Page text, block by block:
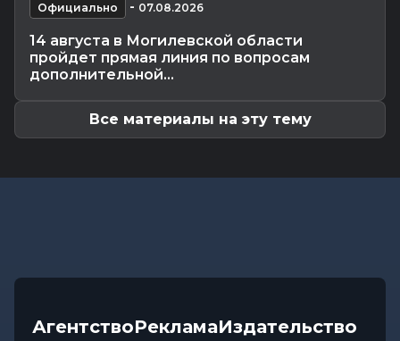
Общество -06.08.2026 20:35
Общество
Рассказываем, как в Могилеве чествовали
Официально - 07.08.2026
14 августа в Могилевской области
пройдет прямая линия по вопросам
дополнительной...
Все материалы на эту тему
АгентствоРекламаИздательство